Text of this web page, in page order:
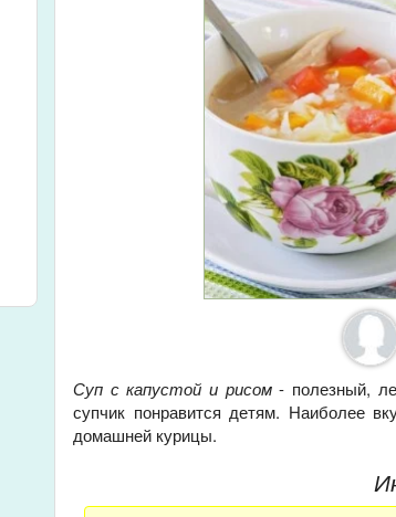
Суп с капустой и рисом- полезный,
супчик понравится детям. Наиболее
домашней курицы.